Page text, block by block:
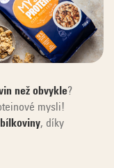
než obvykle?
mysli!
, díky